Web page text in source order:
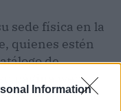
Information
sede física en la
quienes estén
de
página web,
de